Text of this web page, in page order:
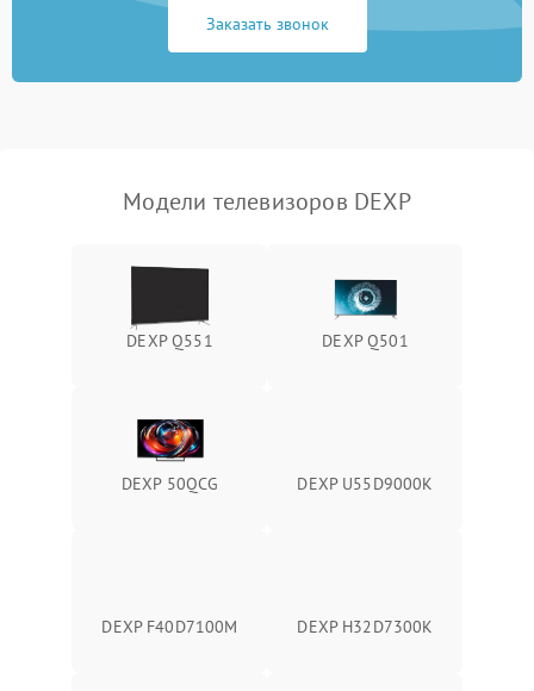
Заказать звонок
Модели телевизоров DEXP
DEXP Q551 DEXP Q501
DEXP 50QCG DEXP U55D9000K
DEXP F40D7100M DEXP H32D7300K